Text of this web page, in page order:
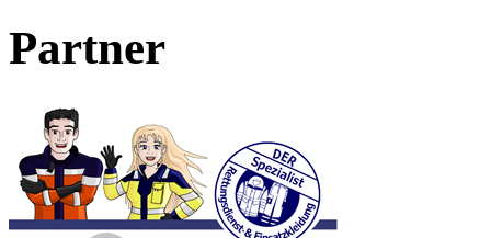
Partner